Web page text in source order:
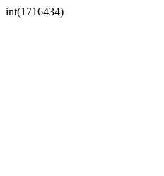
int(1716434)